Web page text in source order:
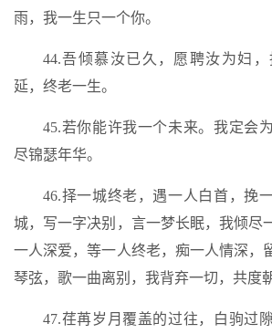
雨，我一生只一个你。
44.吾倾慕汝已久，愿聘汝为妇
延，终老一生。
45.若你能许我一个未来。我定会
尽锦瑟年华。
46.择一城终老，遇一人白首，挽
城，写一字决别，言一梦长眠，我倾尽
一人深爱，等一人终老，痴一人情深，
琴弦，歌一曲离别，我背弃一切，共度
47.荏苒岁月覆盖的过往，白驹过